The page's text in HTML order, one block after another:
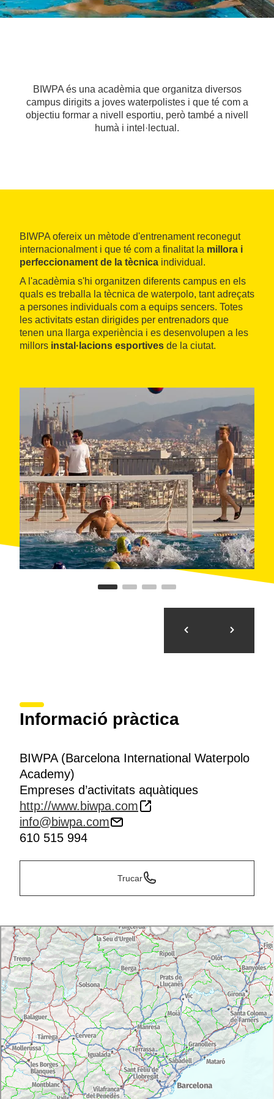
BIWPA és una acadèmia que organitza diversos
campus dirigits a joves waterpolistes i que té com a
objectiu formar a nivell esportiu, però també a nivell
humà i intel·lectual.
BIWPA ofereix un mètode d'entrenament reconegut
internacionalment i que té com a finalitat la millora i
perfeccionament de la tècnica individual.
A l'acadèmia s'hi organitzen diferents campus en els
quals es treballa la tècnica de waterpolo, tant adreçats
a persones individuals com a equips sencers. Totes
les activitats estan dirigides per entrenadors que
tenen una llarga experiència i es desenvolupen a les
millors instal·lacions esportives de la ciutat.
Informació pràctica
BIWPA (Barcelona International Waterpolo
Academy)
Empreses d’activitats aquàtiques
http://www.biwpa.com
info@biwpa.com
610 515 994
Trucar